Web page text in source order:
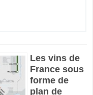
Les vins de
France sous
forme de
plan de